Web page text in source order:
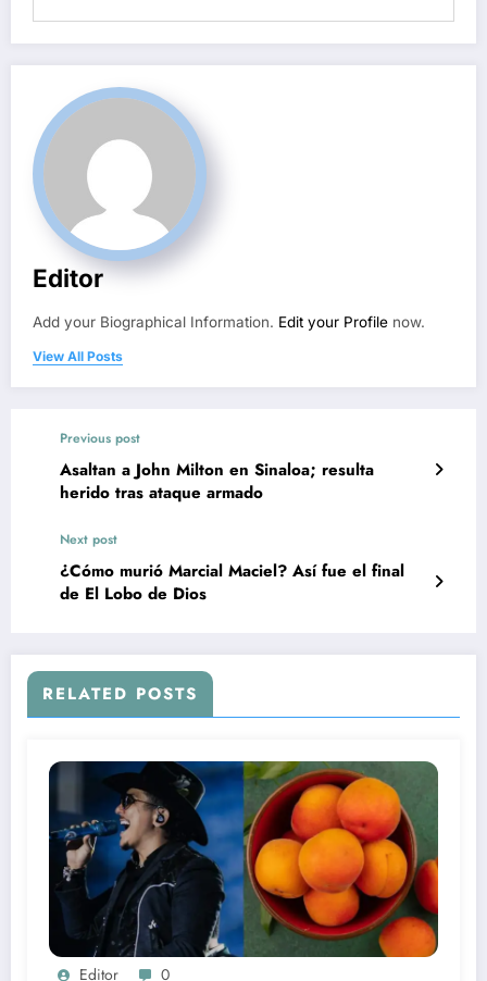
Editor
Add your Biographical Information. Edit your Profile now.
View All Posts
Previous post
Asaltan a John Milton en Sinaloa; resulta
herido tras ataque armado
Next post
¿Cómo murió Marcial Maciel? Así fue el final
de El Lobo de Dios
RELATED POSTS
Editor 0